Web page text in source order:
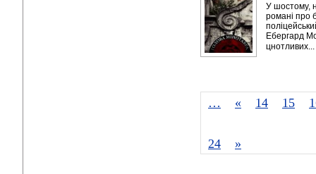
У шостому,
романі про
Ебергард
цнотливих...
… « 14 15
24 »